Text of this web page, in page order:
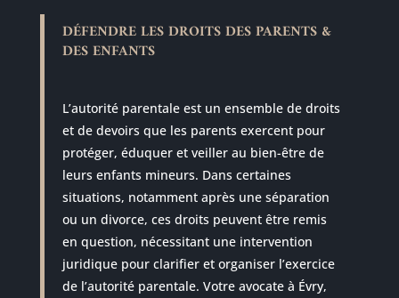
DÉFENDRE LES DROITS DES PARENTS &
DES ENFANTS
L’autorité parentale est un ensemble de droits
et de devoirs que les parents exercent pour
protéger, éduquer et veiller au bien-être de
leurs enfants mineurs. Dans certaines
situations, notamment après une séparation
ou un divorce, ces droits peuvent être remis
en question, nécessitant une intervention
juridique pour clarifier et organiser l’exercice
de l’autorité parentale. Votre avocate à Évry,